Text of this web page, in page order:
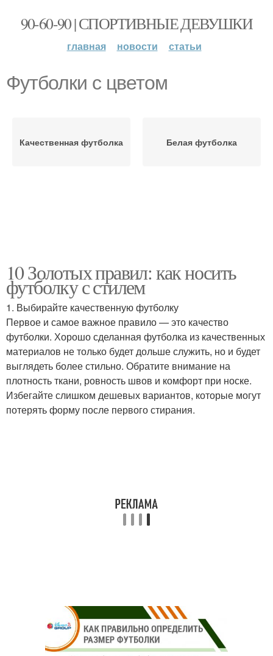
90-60-90 | СПОРТИВНЫЕ ДЕВУШКИ
главная новости статьи
Футболки с цветом
Качественная футболка Белая футболка
10 Золотых правил: как носить
футболку с стилем
1. Выбирайте качественную футболку
Первое и самое важное правило — это качество
футболки. Хорошо сделанная футболка из качественных
материалов не только будет дольше служить, но и будет
выглядеть более стильно. Обратите внимание на
плотность ткани, ровность швов и комфорт при носке.
Избегайте слишком дешевых вариантов, которые могут
потерять форму после первого стирания.